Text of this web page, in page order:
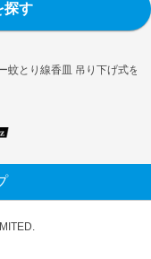
蚊とり線香皿 吊り下げ式を
探す